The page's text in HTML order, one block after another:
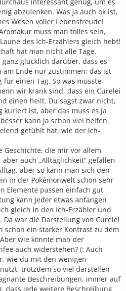
abzulenken. Was ja auch ok ist,
Wesen voller Lebensfreude!
muss man tolles sein,
des Ich-Erzählers gleich hebt!
hat man nicht alle Tage.
glücklich darüber, dass es
Ende nur zustimmen: das ist
einen Tag. So was müsste
wir krank sind, dass ein Curelei
einen heilt. Du sagst zwar nicht,
kuriert ist, aber das muss es ja
kann ja schon viel helfen.
gefühlt hat, wie der Ich-
Geschichte, die mir vor allem
auch „Alltäglichkeit“ gefallen
aber so kann man sich den
in der Pokémonwelt schon sehr
Elemente passen einfach gut
kann jeder etwas anfangen
gleich in den Ich-Erzähler und
war die Darstellung von Curelei
schon ein starker Kontrast zu dem
wie könnte man der
auch widerstehen? (: Auch
wie du mit den wenigen
trotzdem so viel darstellen
Beschreibungen, immer auf
dass jede weitere Beschreibung